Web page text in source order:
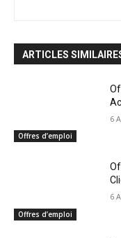
ARTICLES
Offres d’emploi
6
Offres d’emploi
6